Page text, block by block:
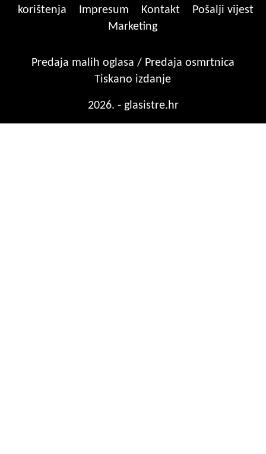
korištenja
Impresum Kontakt
Pošalji vijest
Marketing
Predaja malih oglasa / Predaja osmrtnica
Tiskano izdanje
2026. - glasistre.hr